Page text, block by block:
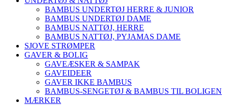
BAMBUS UNDERTØJ HERRE & JUNIOR
BAMBUS UNDERTØJ DAME
BAMBUS NATTØJ, HERRE
BAMBUS NATTØJ, PYJAMAS DAME
SJOVE STRØMPER
GAVER & BOLIG
GAVEÆSKER & SAMPAK
GAVEIDEER
GAVER IKKE BAMBUS
BAMBUS-SENGETØJ & BAMBUS TIL BOLIGEN
MÆRKER